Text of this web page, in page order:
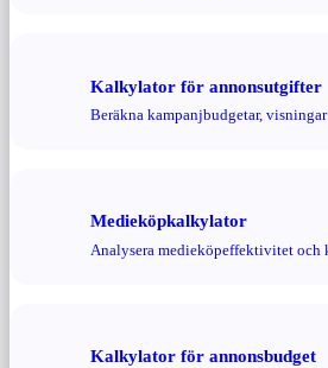
Kalkylator för annonsutgifter
Beräkna kampanjbudgetar,
Medieköpkalkylator
Analysera medieköpeffektivitet och
Kalkylator för annonsbudget